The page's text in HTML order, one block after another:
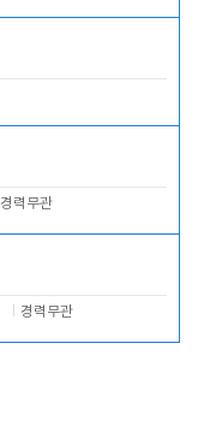
경력무관
경력무관